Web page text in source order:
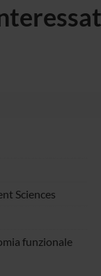
Sciences
funzionale